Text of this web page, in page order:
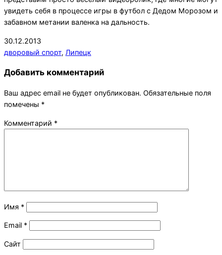
увидеть себя в процессе игры в футбол с Дедом Морозом и
забавном метании валенка на дальность.
2013-
12-
30.12.2013
дворовый спорт, Липецк
Добавить комментарий
Ваш адрес email не будет опубликован. Обязательные поля
помечены *
Комментарий *
Имя *
Email *
Сайт